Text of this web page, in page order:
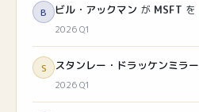
B ビル・アックマン が MSFT を
2026 Q1
S スタンレー・ドラッケンミラー
2026 Q1